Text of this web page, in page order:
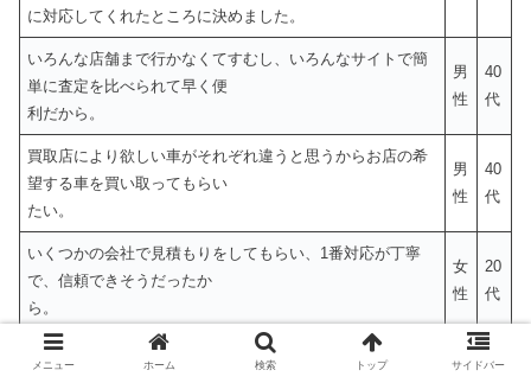
に対応してくれたところに決めました。
いろんな店舗まで行かなくてすむし、いろんなサイトで簡
単に査定を比べられて早く便
利だから。
男
性
40
代
買取店により欲しい車がそれぞれ違うと思うからお店の希
望する車を買い取ってもらい
たい。
男
性
40
代
いくつかの会社で見積もりをしてもらい、1番対応が丁寧
で、信頼できそうだったか
ら。
女
性
20
代
時間と手間を考えて一括査定サービスを利用しました。数
女
30
メニュー ホーム 検索 トップ サイドバー